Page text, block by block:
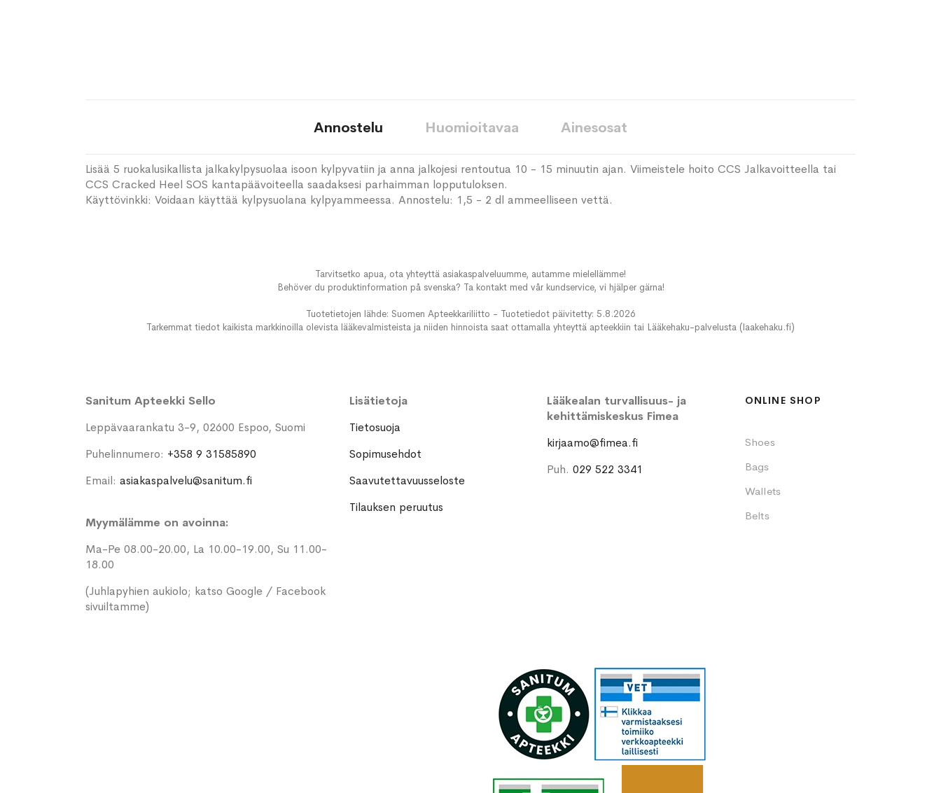
Annostelu
Lisää 5 ruokalusikallista jalkakylpysuolaa isoon kylpyvatiin ja anna jalkojesi rentoutua 10 - 15 minuutin ajan. Viimeistele hoito CCS Jalkavoitteella tai
CCS Cracked Heel SOS kantapäävoiteella saadaksesi parhaimman lopputuloksen.
Käyttövinkki: Voidaan käyttää kylpysuolana kylpyammeessa. Annostelu: 1,5 - 2 dl ammeelliseen vettä.
Huomioitavaa Ainesosat
Tarvitsetko apua, ota yhteyttä asiakaspalveluumme, autamme mielellämme!
Behöver du produktinformation på svenska? Ta kontakt med vår kundservice, vi hjälper gärna!
Tuotetietojen lähde: Suomen Apteekkariliitto - Tuotetiedot päivitetty: 5.8.2026
Tarkemmat tiedot kaikista markkinoilla olevista lääkevalmisteista ja niiden hinnoista saat ottamalla yhteyttä apteekkiin tai Lääkehaku-palvelusta (laakehaku.fi)
Sanitum Apteekki Sello
Leppävaarankatu 3-9, 02600 Espoo, Suomi
Puhelinnumero: +358 9 31585890
Email: asiakaspalvelu@sanitum.fi
Myymälämme on avoinna:
Ma-Pe 08.00-20.00, La 10.00-19.00, Su 11.00-
18.00
(Juhlapyhien aukiolo; katso Google / Facebook
sivuiltamme)
Lisätietoja
Tietosuoja
Sopimusehdot
Saavutettavuusseloste
Tilauksen peruutus
Lääkealan turvallisuus- ja
kehittämiskeskus Fimea
kirjaamo@fimea.fi
Puh.029 522 3341
ONLINE SHOP
Shoes
Bags
Wallets
Belts